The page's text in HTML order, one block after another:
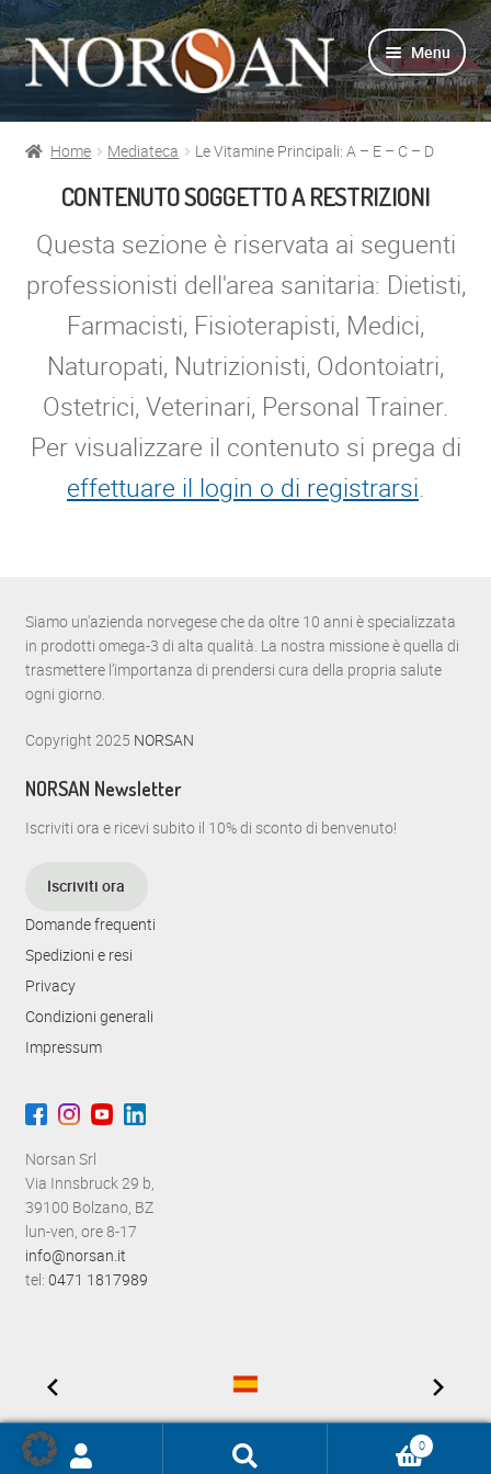
Vai
alla
navigazione
Vai
al
contenuto
Menu
Info Omega-3
Supporto
Per Esperti
Home Mediateca Le Vitamine Principali: A – E – C – D
CONTENUTO SOGGETTO A RESTRIZIONI
Questa sezione è riservata ai seguenti
professionisti dell'area sanitaria: Dietisti,
Farmacisti, Fisioterapisti, Medici,
Naturopati, Nutrizionisti, Odontoiatri,
Ostetrici, Veterinari, Personal Trainer.
Per visualizzare il contenuto si prega di
effettuare il login o di registrarsi.
Siamo un’azienda norvegese che da oltre 10 anni è specializzata
in prodotti omega-3 di alta qualità. La nostra missione è quella di
trasmettere l’importanza di prendersi cura della propria salute
ogni giorno.
Copyright 2025 NORSAN
NORSAN Newsletter
Iscriviti ora e ricevi subito il 10% di sconto di benvenuto!
Iscriviti ora
Domande frequenti
Spedizioni e resi
Privacy
Condizioni generali
Impressum
Norsan Srl
Via Innsbruck 29 b,
39100 Bolzano, BZ
lun-ven, ore 8-17
info@norsan.it
tel: 0471 1817989
Ricerca
0